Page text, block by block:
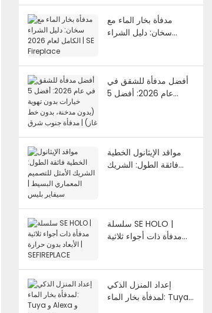
مدفأة بخار الماء مع
سخان: دليل الشراء
أفضل مدفأة للشقق في
عام 2026: أفضل 5
مواقد الإيثانول الخطية
فائقة الطول: الشريك
سلسلة SE HOLO |
مدفأة ذات أجواء ثلاثية
إعداد المنزل الذكي
لمدفأة بخار الماء: Tuya